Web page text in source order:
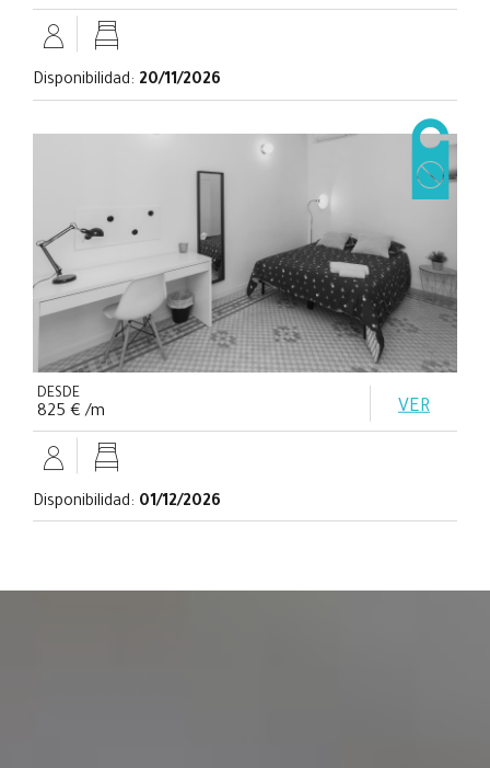
Disponibilidad: 20/11/2026
DESDE
825 € /m VER
Disponibilidad: 01/12/2026